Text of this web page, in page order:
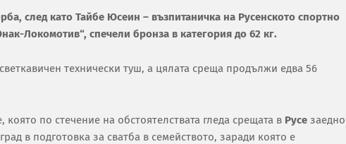
след като Тайбе Юсеин – възпитаничка на Русенското спортно
Локомотив“, спечели бронза в категория до 62 кг.
технически туш, а цялата среща продължи едва 56
която по стечение на обстоятелствата гледа срещата в Русе заедно
в подготовка за сватба в семейството, заради която е